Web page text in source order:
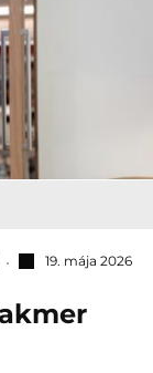
19. mája 2026